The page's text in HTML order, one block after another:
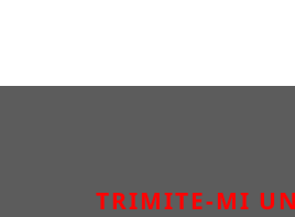
TRIMITE-MI